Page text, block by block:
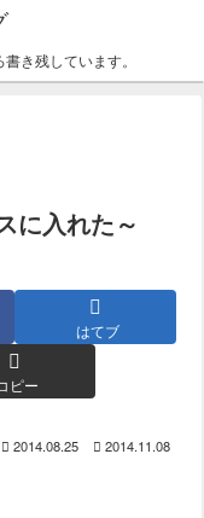
き残しています。
に入れた～
はてブ
ピー
2014.08.25 2014.11.08